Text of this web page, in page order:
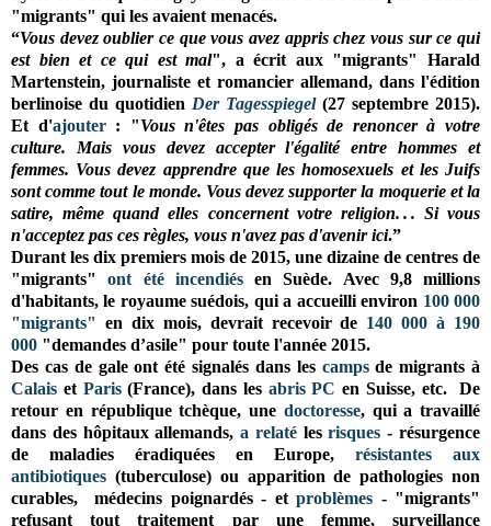
"migrants" qui les avaient menacés.
“Vous devez oublier ce que vous avez appris chez vous sur ce qui
est bien et ce qui est mal", a écrit aux "migrants" Harald
Martenstein, journaliste et romancier allemand, dans l'édition
berlinoise du quotidien Der Tagesspiegel(27 septembre 2015).
Et d'ajouter: "Vous n'êtes pas obligés de renoncer à votre
culture. Mais vous devez accepter l'égalité entre hommes et
femmes. Vous devez apprendre que les homosexuels et les Juifs
sont comme tout le monde. Vous devez supporter la moquerie et la
satire, même quand elles concernent votre religion. . . Si vous
n'acceptez pas ces règles, vous n'avez pas d'avenir ici.”
Durant les dix premiers mois de 2015, une dizaine de centres de
"migrants"ont été incendiésen Suède. Avec 9,8 millions
d'habitants, le royaume suédois, qui a accueilli environ 100 000
"migrants" en dix mois, devrait recevoir de 140 000 à 190
000 "demandes d’asile" pour toute l'année 2015.
Des cas de gale ont été signalés dans les campsde migrants à
Calais et Paris(France), dans les abris PC en Suisse, etc. De
retour en république tchèque, une doctoresse, qui a travaillé
dans des hôpitaux allemands,a relatélesrisques - résurgence
de maladies éradiquées en Europe, résistantes aux
antibiotiques (tuberculose) ou apparition de pathologies non
curables, médecins poignardés- et problèmes - "migrants"
refusant tout traitement par une femme, surveillance